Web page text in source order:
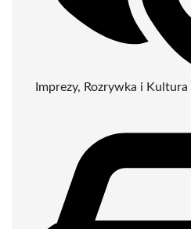
Imprezy, Rozrywka i Kultura